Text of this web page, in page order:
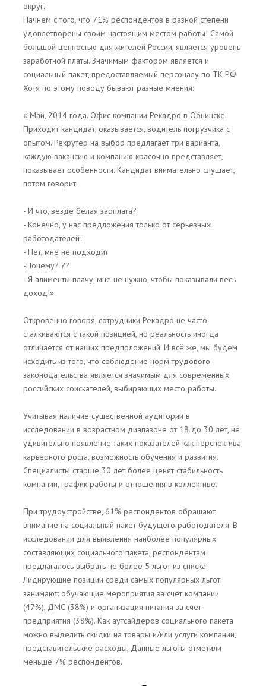
округ.
Начнем с того, что 71% респондентов в разной степени
удовлетворены своим настоящим местом работы! Самой
большой ценностью для жителей России, является уровень
заработной платы. Значимым фактором является и
социальный пакет, предоставляемый персоналу по ТК РФ.
Хотя по этому поводу бывают разные мнения:
« Май, 2014 года. Офис компании Рекадро в Обнинске.
Приходит кандидат, оказывается, водитель погрузчика с
опытом. Рекрутер на выбор предлагает три варианта,
каждую вакансию и компанию красочно представляет,
показывает особенности. Кандидат внимательно слушает,
потом говорит:
- И что, везде белая зарплата?
- Конечно, у нас предложения только от серьезных
работодателей!
- Нет, мне не подходит
-Почему? ??
- Я алименты плачу, мне не нужно, чтобы показывали весь
доход!»
Откровенно говоря, сотрудники Рекадро не часто
сталкиваются с такой позицией, но реальность иногда
отличается от наших предположений. И всё же, мы будем
исходить из того, что соблюдение норм трудового
законодательства является значимым для современных
российских соискателей, выбирающих место работы.
Учитывая наличие существенной аудитории в
исследовании в возрастном диапазоне от 18 до 30 лет, не
удивительно появление таких показателей как перспектива
карьерного роста, возможность обучения и развития.
Специалисты старше 30 лет более ценят стабильность
компании, график работы и отношения в коллективе.
При трудоустройстве, 61% респондентов обращают
внимание на социальный пакет будущего работодателя. В
исследовании для выявления наиболее популярных
составляющих социального пакета, респондентам
предлагалось выбрать не более 5 льгот из списка.
Лидирующие позиции среди самых популярных льгот
занимают: обучающие мероприятия за счет компании
(47%), ДМС (38%) и организация питания за счет
предприятия (38%). Как аутсайдеров социального пакета
можно выделить скидки на товары и/или услуги компании,
представительские расходы, Данные льготы отметили
меньше 7% респондентов.